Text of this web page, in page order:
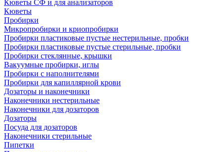
Кюветы СФ и для анализаторов
Кюветы
Пробирки
Микропробирки и криопробирки
Пробирки пластиковые пустые нестерильные, пробки
Пробирки пластиковые пустые стерильные, пробки
Пробирки стеклянные, крышки
Вакуумные пробирки, иглы
Пробирки с наполнителями
Пробирки для капиллярной крови
Дозаторы и наконечники
Наконечники нестерильные
Наконечники для дозаторов
Дозаторы
Посуда для дозаторов
Наконечники стерильные
Пипетки